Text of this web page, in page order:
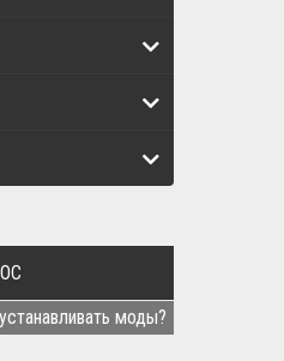
моды?